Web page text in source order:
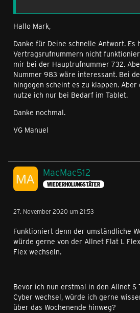
Hallo Mark,
Danke für Deine schnelle Antwort. Es
Vertragsrufnummern nicht
mir bei der Hauptrufnummer 732.
Nummer 983 wäre interessant. Bei
hingegen scheint es zu klappen. Aber
nutze ich nur bei Bedarf im Tablet.
Danke nochmal.
VG Manuel
MacMac512
WIEDERHOLUNGSTÄTER
27. November 2020 um 21:53
Funktioniert denn der umständliche
würde gerne von der Allnet Flat L
Flex wechseln.
Bevor ich nun erstmal in den Allnet S
Cyber wechsel, würde ich gerne
über das Wochenende hinweg?